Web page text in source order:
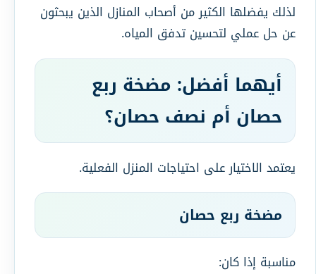
لذلك يفضلها الكثير من أصحاب المنازل الذين يبحثون
عن حل عملي لتحسين تدفق المياه.
أيهما أفضل: مضخة ربع
حصان أم نصف حصان؟
يعتمد الاختيار على احتياجات المنزل الفعلية.
مضخة ربع حصان
مناسبة إذا كان: